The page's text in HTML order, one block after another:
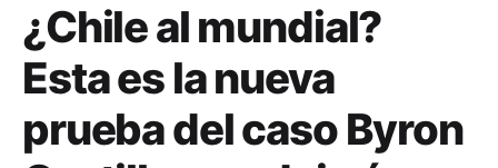
NOTICIAS
QUIÉNES SOMOS
CONTACTO
¿Chile al mundial?
Esta es la nueva
prueba del caso Byron